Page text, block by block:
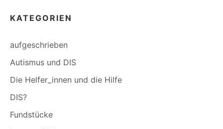
KATEGORIEN
aufgeschrieben
Autismus und DIS
Die Helfer_innen und die Hilfe
DIS?
Fundstücke